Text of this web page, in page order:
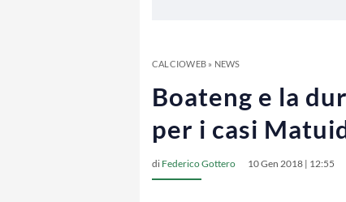
CALCIOWEB» NEWS
Boateng e la
per i casi
di Federico Gottero 10 Gen 2018 | 12:55